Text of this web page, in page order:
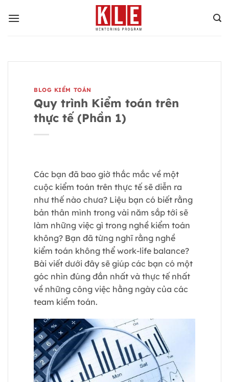
qua
BLOG KIỂM TOÁN
Quy trình Kiểm toán trên
thực tế (Phần 1)
Các bạn đã bao giờ thắc mắc về một
cuộc kiểm toán trên thực tế sẽ diễn ra
như thế nào chưa? Liệu bạn có biết rằng
bản thân mình trong vài năm sắp tới sẽ
làm những việc gì trong nghề kiểm toán
không? Bạn đã từng nghĩ rằng nghề
kiểm toán không thể work-life balance?
Bài viết dưới đây sẽ giúp các bạn có một
góc nhìn đúng đắn nhất và thực tế nhất
về những công việc hằng ngày của các
team kiểm toán.